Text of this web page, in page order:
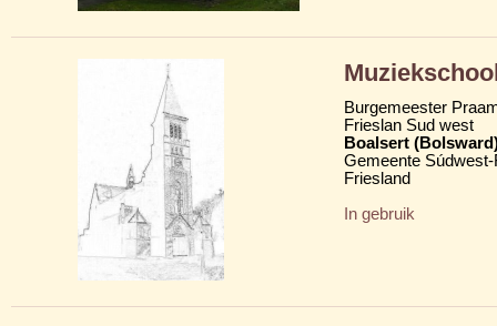
Burgemeester
Frieslan Sud west
Boalsert
Gemeente
Friesland
In gebruik